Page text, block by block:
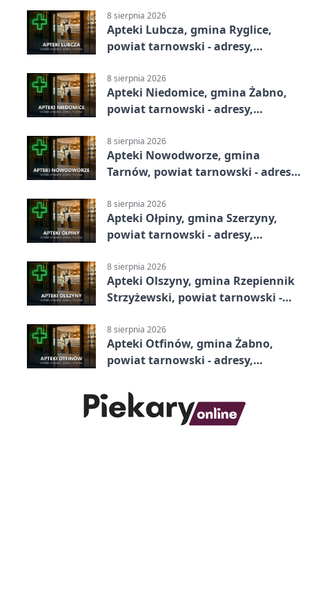
8 sierpnia 2026
Apteki Lubcza, gmina Ryglice,
powiat tarnowski - adresy,
8 sierpnia 2026
Apteki Niedomice, gmina Żabno,
powiat tarnowski - adresy,
8 sierpnia 2026
Apteki Nowodworze, gmina
Tarnów, powiat tarnowski - adresy,
8 sierpnia 2026
Apteki Ołpiny, gmina Szerzyny,
powiat tarnowski - adresy,
8 sierpnia 2026
Apteki Olszyny, gmina Rzepiennik
Strzyżewski, powiat tarnowski -
8 sierpnia 2026
Apteki Otfinów, gmina Żabno,
powiat tarnowski - adresy,